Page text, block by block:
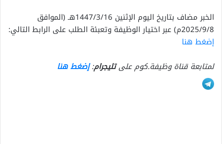
الخبر مضاف بتاريخ اليوم الإثنين 1447/3/16هـ (الموافق
2025/9/8م) عبر اختيار الوظيفة وتعبئة الطلب على الرابط التالي:
إضغط هنا
لمتابعة قناة وظيفة.كوم علىتليجرام:إضغط هنا